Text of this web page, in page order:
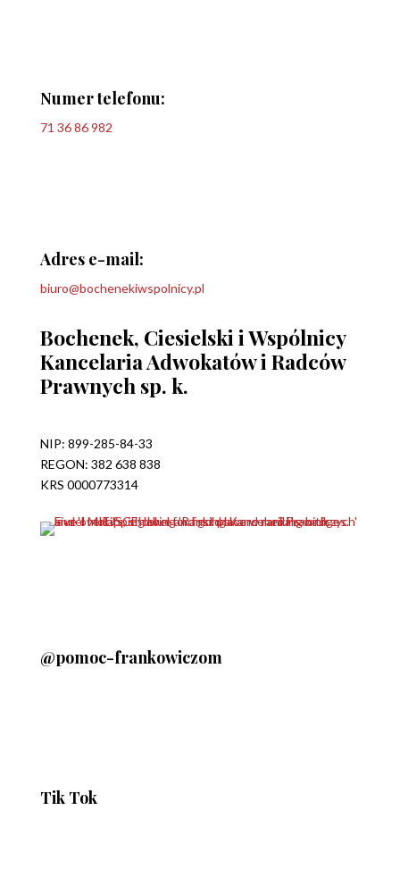
Numer telefonu:
71 36 86 982
Adres e-mail:
biuro@bochenekiwspolnicy.pl
Bochenek, Ciesielski i Wspólnicy
Kancelaria Adwokatów i Radców
Prawnych sp. k.
NIP: 899-285-84-33
REGON: 382 638 838
KRS 0000773314
@pomoc-frankowiczom
Tik Tok